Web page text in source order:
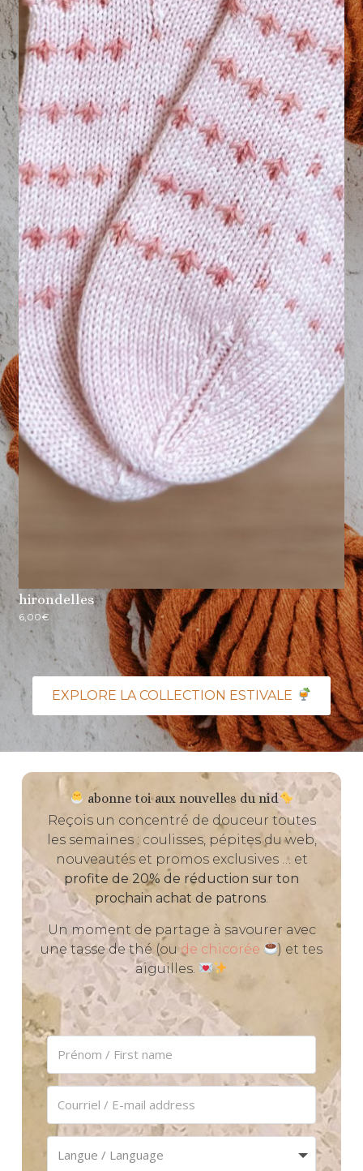
hirondelles
6,00€
EXPLORE LA COLLECTION ESTIVALE
abonne toi aux nouvelles du nid
Reçois un concentré de douceur toutes
les semaines : coulisses, pépites du web,
nouveautés et promos exclusives … et
profite de 20% de réduction sur ton
prochain achat de patrons.
Un moment de partage à savourer avec
une tasse de thé (ou de chicorée
) et tes
aiguilles.